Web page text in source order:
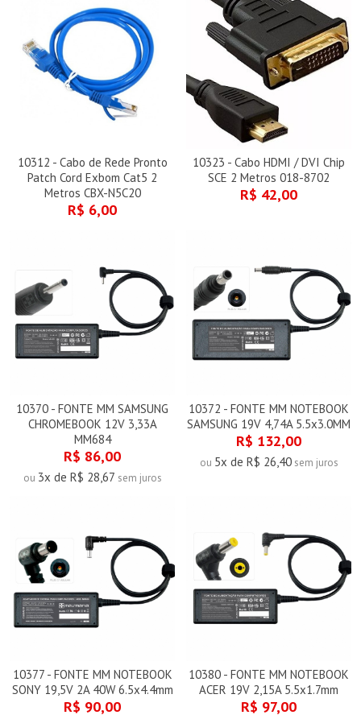
10312 - Cabo de Rede Pronto
Patch Cord Exbom Cat5 2
Metros CBX-N5C20
R$ 6,00
10323 - Cabo HDMI / DVI Chip
SCE 2 Metros 018-8702
R$ 42,00
10370 - FONTE MM SAMSUNG
CHROMEBOOK 12V 3,33A
MM684
R$ 86,00
ou 3x de R$ 28,67 sem juros
10372 - FONTE MM NOTEBOOK
SAMSUNG 19V 4,74A 5.5x3.0MM
R$ 132,00
ou 5x de R$ 26,40sem juros
10377 - FONTE MM NOTEBOOK
SONY 19,5V 2A 40W 6.5x4.4mm
R$ 90,00
10380 - FONTE MM NOTEBOOK
ACER 19V 2,15A 5.5x1.7mm
R$ 97,00